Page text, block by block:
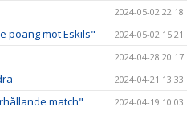
2024-05-02 22:18
poäng mot Eskils" 2024-05-02 15:21
2024-04-28 20:17
2024-04-21 13:33
match" 2024-04-19 10:03